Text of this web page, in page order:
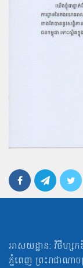
អាសយដ្ឋាន: វិថីហ្សក
ភ្នំពេញ ព្រះរាជាណាច